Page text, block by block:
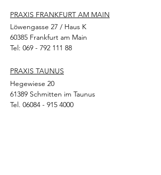
PRAXIS FRANKFURT AM MAIN
Löwengasse 27 / Haus K
60385 Frankfurt am Main
Tel: 069 - 792 111 88
PRAXIS TAUNUS
Hegewiese 20
61389 Schmitten im Taunus
Tel. 06084 - 915 4000